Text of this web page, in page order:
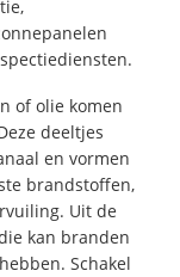
of olie komen
deeltjes
en vormen
brandstoffen,
Uit de
kan branden
Schakel